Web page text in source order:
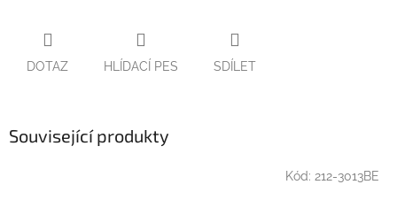
DOTAZ HLÍDACÍ PES SDÍLET
Související produkty
Kód: 212-3013BE